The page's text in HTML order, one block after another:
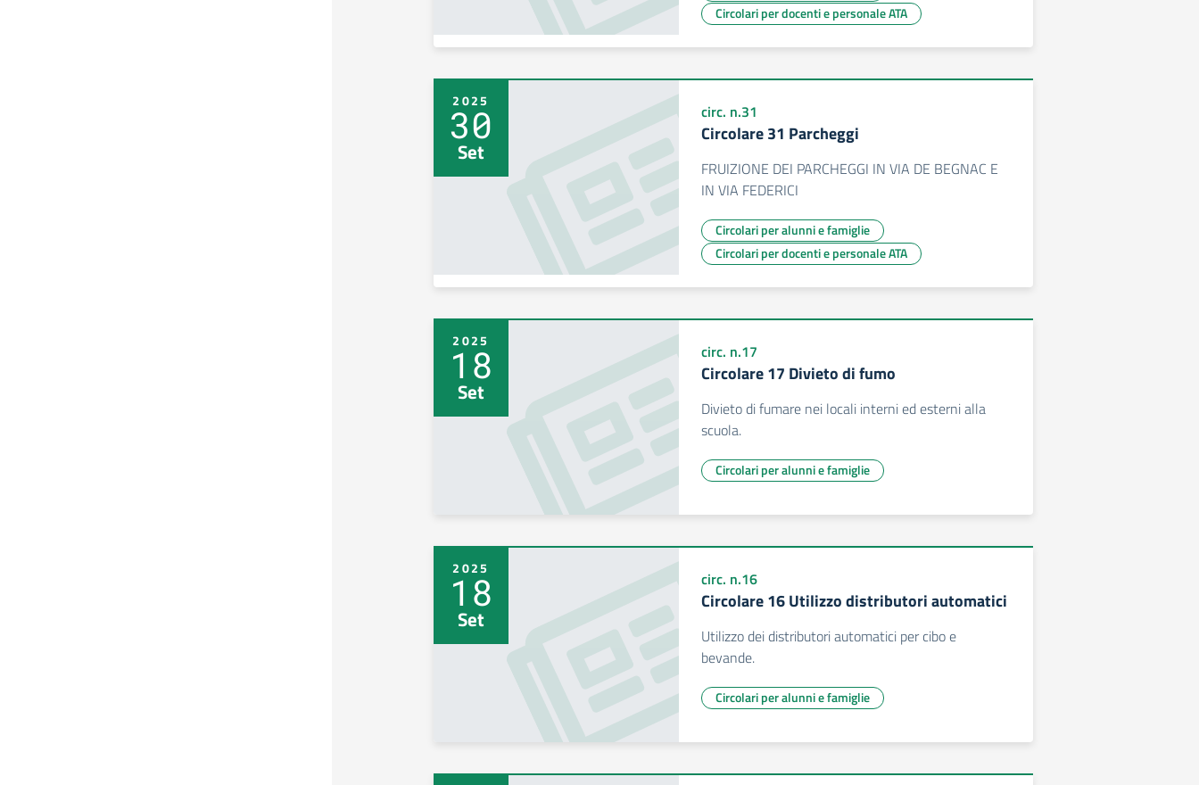
Circolari per docenti e personale ATA
2025
30
Set
circ. n.31
Circolare 31 Parcheggi
FRUIZIONE DEI PARCHEGGI IN VIA DE BEGNAC E
IN VIA FEDERICI
Circolari per alunni e famiglie
Circolari per docenti e personale ATA
2025
18
Set
circ. n.17
Circolare 17 Divieto di fumo
Divieto di fumare nei locali interni ed esterni alla
scuola.
Circolari per alunni e famiglie
2025
18
Set
circ. n.16
Circolare 16 Utilizzo distributori automatici
Utilizzo dei distributori automatici per cibo e
bevande.
Circolari per alunni e famiglie